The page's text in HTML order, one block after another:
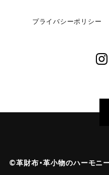
プライバシーポリシー
©︎革財布・革小物のハーモニ